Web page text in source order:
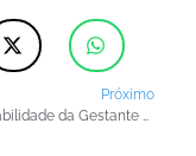
Próximo